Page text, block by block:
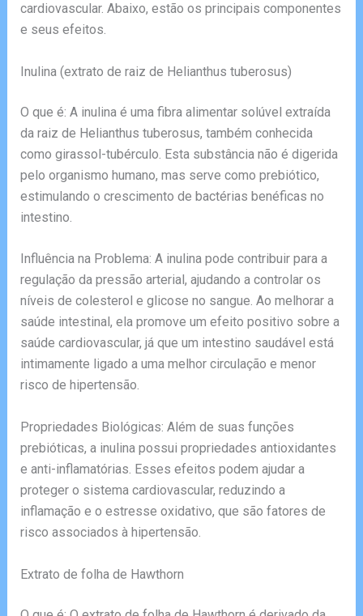
cardiovascular. Abaixo, estão os principais componentes
e seus efeitos.
Inulina (extrato de raiz de Helianthus tuberosus)
O que é: A inulina é uma fibra alimentar solúvel extraída
da raiz de Helianthus tuberosus, também conhecida
como girassol-tubérculo. Esta substância não é digerida
pelo organismo humano, mas serve como prebiótico,
estimulando o crescimento de bactérias benéficas no
intestino.
Influência na Problema: A inulina pode contribuir para a
regulação da pressão arterial, ajudando a controlar os
níveis de colesterol e glicose no sangue. Ao melhorar a
saúde intestinal, ela promove um efeito positivo sobre a
saúde cardiovascular, já que um intestino saudável está
intimamente ligado a uma melhor circulação e menor
risco de hipertensão.
Propriedades Biológicas: Além de suas funções
prebióticas, a inulina possui propriedades antioxidantes
e anti-inflamatórias. Esses efeitos podem ajudar a
proteger o sistema cardiovascular, reduzindo a
inflamação e o estresse oxidativo, que são fatores de
risco associados à hipertensão.
Extrato de folha de Hawthorn